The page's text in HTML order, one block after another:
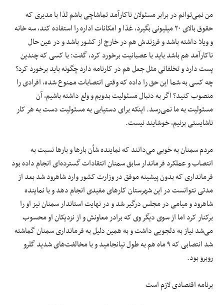
من نمی‌توانم در برابر مسئولان ناکارآمد تماشاچی باشم لذا با مدیری که
حقوق بالای ۲۰ میلیونی بگیرد، غذا و امکانات اداره را استفاده کند، سه خانه
و ویلا داشته باشد و فرزندش هم در خارج از کشور باشد و در عین حال
ناکارآمد هم باشد باید با عصبانیت برخورد کرد، گفت: با کسی که چندین
پست دارد و تخلفاتی مثل جعل هم در کارنامه دارد چگونه باید برخورد کرد؟
چه کسی به شما این حق را داده که وقتی انتصابات ممنوع شده، افرادی را
منصوب کنید؟ اگر به دنبال مسئولیت بدویم و ولع داشته باشیم، آن
مسئولیت به ما نمی‌رسد. اینکه برای دستیابی به مسئولیت دست به هر کار
ناشایستی بزنیم، خوشایند نیست.
مردم سمنان به خوبی می‌دانند که نماینده شأن بارها و بارها نسبت به
انتصاب و عملکرد فرماندار سابق سمنان انتقادات گسترده‌ای انجام داده بود
فرمانداری که بدون پیشینه موفق در وزارت کشور وارد شاهرود شد بعد از
مدتی نتوانست در این شهرستان کارهای مفیدی انجام دهد و با نماینده
شاهرود و میامی در مجلس درگیر شد و در نهایت استاندار سمنان نیز او را
برکنار کرد اما از سوی دیگر وی که برادر معاونش و از نزدیکان او محسوب
می‌شد نیاز به دلجویی داشت و به همین دلیل به فرمانداری سمنان گماشته
شد انتصابی که ۹ ماه هم به طول نیانجامید و با مخالفت‌های شدید
گلرو
روبرو بود.
برنامه اقتصادی لازم است